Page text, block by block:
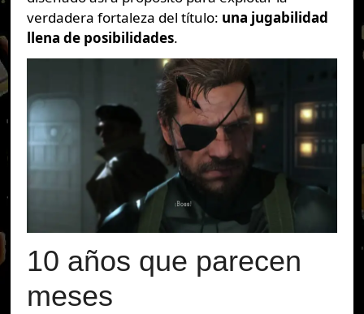
verdadera fortaleza del título: una jugabilidad
llena de posibilidades.
10 años que parecen
meses